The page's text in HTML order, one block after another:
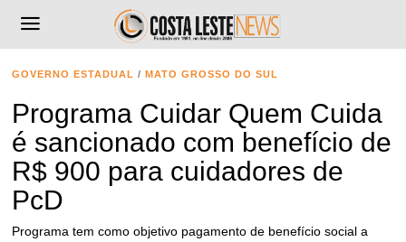
GOVERNO ESTADUAL / MATO GROSSO DO SUL
Programa Cuidar Quem Cuida
é sancionado com benefício de
R$ 900 para cuidadores de
PcD
Programa tem como objetivo pagamento de benefício social a